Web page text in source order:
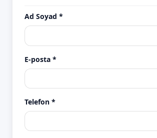
Ad Soyad *
E-posta *
Telefon *